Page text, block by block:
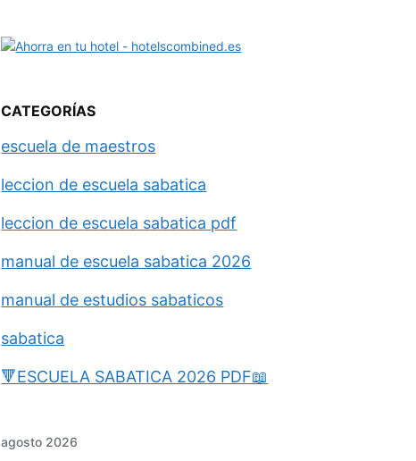
CATEGORÍAS
escuela de maestros
leccion de escuela sabatica
leccion de escuela sabatica pdf
manual de escuela sabatica 2026
manual de estudios sabaticos
sabatica
🔻ESCUELA SABATICA 2026 PDF📖
agosto 2026